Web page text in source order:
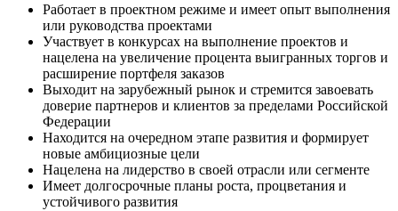
Работает в проектном режиме и имеет опыт выполнения
или руководства проектами
Участвует в конкурсах на выполнение проектов и
нацелена на увеличение процента выигранных торгов и
расширение портфеля заказов
Выходит на зарубежный рынок и стремится завоевать
доверие партнеров и клиентов за пределами Российской
Федерации
Находится на очередном этапе развития и формирует
новые амбициозные цели
Нацелена на лидерство в своей отрасли или сегменте
Имеет долгосрочные планы роста, процветания и
устойчивого развития